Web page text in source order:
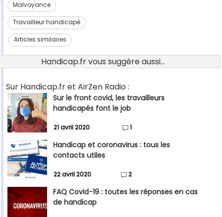
Malvoyance
Travailleur handicapé
Articles similaires
Handicap.fr vous suggère aussi...
Sur Handicap.fr et AirZen Radio :
Sur le front covid, les travailleurs
handicapés font le job
21 avril 2020 1
Handicap et coronavirus : tous les
contacts utiles
22 avril 2020 2
FAQ Covid-19 : toutes les réponses en cas
de handicap